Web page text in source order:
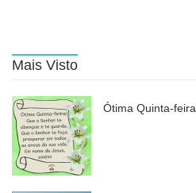
Mais Visto
Ótima Quinta-feira